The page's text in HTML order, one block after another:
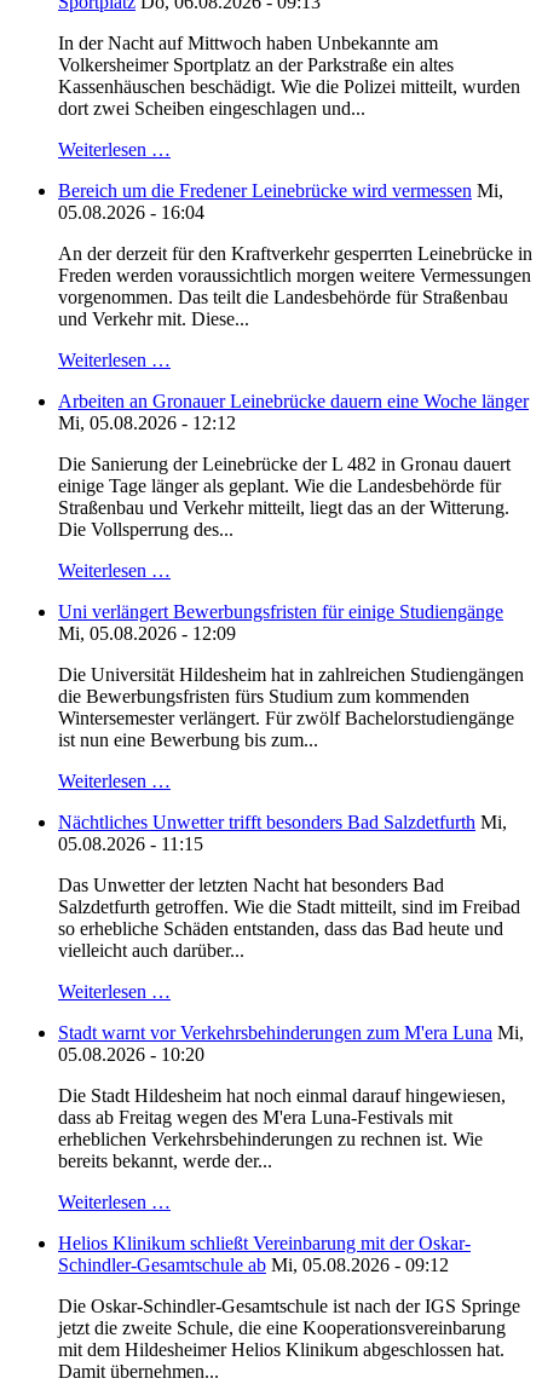
In der Nacht auf Mittwoch haben Unbekannte am
Volkersheimer Sportplatz an der Parkstraße ein altes
Kassenhäuschen beschädigt. Wie die Polizei mitteilt, wurden
dort zwei Scheiben eingeschlagen und...
Weiterlesen …
Bereich um die Fredener Leinebrücke wird vermessen Mi,
05.08.2026 - 16:04
An der derzeit für den Kraftverkehr gesperrten Leinebrücke in
Freden werden voraussichtlich morgen weitere Vermessungen
vorgenommen. Das teilt die Landesbehörde für Straßenbau
und Verkehr mit. Diese...
Weiterlesen …
Arbeiten an Gronauer Leinebrücke dauern eine Woche länger
Mi, 05.08.2026 - 12:12
Die Sanierung der Leinebrücke der L 482 in Gronau dauert
einige Tage länger als geplant. Wie die Landesbehörde für
Straßenbau und Verkehr mitteilt, liegt das an der Witterung.
Die Vollsperrung des...
Weiterlesen …
Uni verlängert Bewerbungsfristen für einige Studiengänge
Mi, 05.08.2026 - 12:09
Die Universität Hildesheim hat in zahlreichen Studiengängen
die Bewerbungsfristen fürs Studium zum kommenden
Wintersemester verlängert. Für zwölf Bachelorstudiengänge
ist nun eine Bewerbung bis zum...
Weiterlesen …
Nächtliches Unwetter trifft besonders Bad Salzdetfurth Mi,
05.08.2026 - 11:15
Das Unwetter der letzten Nacht hat besonders Bad
Salzdetfurth getroffen. Wie die Stadt mitteilt, sind im Freibad
so erhebliche Schäden entstanden, dass das Bad heute und
vielleicht auch darüber...
Weiterlesen …
Stadt warnt vor Verkehrsbehinderungen zum M'era Luna Mi,
05.08.2026 - 10:20
Die Stadt Hildesheim hat noch einmal darauf hingewiesen,
dass ab Freitag wegen des M'era Luna-Festivals mit
erheblichen Verkehrsbehinderungen zu rechnen ist. Wie
bereits bekannt, werde der...
Weiterlesen …
Helios Klinikum schließt Vereinbarung mit der Oskar-
Schindler-Gesamtschule ab Mi, 05.08.2026 - 09:12
Die Oskar-Schindler-Gesamtschule ist nach der IGS Springe
jetzt die zweite Schule, die eine Kooperationsvereinbarung
mit dem Hildesheimer Helios Klinikum abgeschlossen hat.
Damit übernehmen...